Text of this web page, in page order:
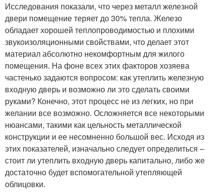
Исследования показали, что через металл железной
двери помещение теряет до 30% тепла. Железо
обладает хорошей теплопроводимостью и плохими
звукоизоляционными свойствами, что делает этот
материал абсолютно некомфортным для жилого
помещения. На фоне всех этих факторов хозяева
частенько задаются вопросом: как утеплить железную
входную дверь и возможно ли это сделать своими
руками? Конечно, этот процесс не из легких, но при
желании все возможно. Осложняется все некоторыми
нюансами, такими как цельность металлической
конструкции и ее несомненно большой вес. Исходя из
этих показателей, изначально следует определиться –
стоит ли утеплить входную дверь капитально, либо же
достаточно будет вспомогательной утепляющей
облицовки.